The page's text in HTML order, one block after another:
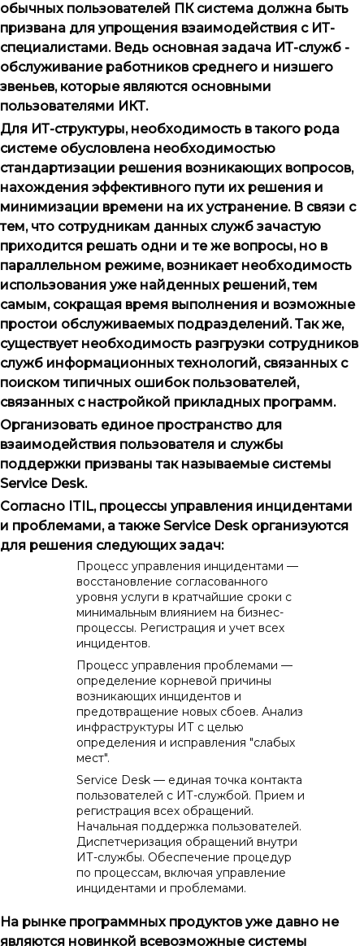
обычных пользователей ПК система должна быть
призвана для упрощения взаимодействия с ИТ-
специалистами. Ведь основная задача ИТ-служб -
обслуживание работников среднего и низшего
звеньев, которые являются основными
пользователями ИКТ.
Для ИТ-структуры, необходимость в такого рода
системе обусловлена необходимостью
стандартизации решения возникающих вопросов,
нахождения эффективного пути их решения и
минимизации времени на их устранение. В связи с
тем, что сотрудникам данных служб зачастую
приходится решать одни и те же вопросы, но в
параллельном режиме, возникает необходимость
использования уже найденных решений, тем
самым, сокращая время выполнения и возможные
простои обслуживаемых подразделений. Так же,
существует необходимость разгрузки сотрудников
служб информационных технологий, связанных с
поиском типичных ошибок пользователей,
связанных с настройкой прикладных программ.
Организовать единое пространство для
взаимодействия пользователя и службы
поддержки призваны так называемые системы
Service Desk.
Согласно ITIL, процессы управления инцидентами
и проблемами, а также Service Desk организуются
для решения следующих задач:
Процесс управления инцидентами —
восстановление согласованного
уровня услуги в кратчайшие сроки с
минимальным влиянием на бизнес-
процессы. Регистрация и учет всех
инцидентов.
Процесс управления проблемами —
определение корневой причины
возникающих инцидентов и
предотвращение новых сбоев. Анализ
инфраструктуры ИТ с целью
определения и исправления "слабых
мест".
Service Desk — единая точка контакта
пользователей с ИТ-службой. Прием и
регистрация всех обращений.
Начальная поддержка пользователей.
Диспетчеризация обращений внутри
ИТ-службы. Обеспечение процедур
по процессам, включая управление
инцидентами и проблемами.
На рынке программных продуктов уже давно не
являются новинкой всевозможные системы